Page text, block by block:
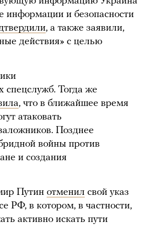
и безопасности
, а также заявили,
действия» с целью
спецслужб. Тогда же
, что в ближайшее время
атаковать
Позднее
войны против
и создания
Путин отменил свой указ
РФ, в котором, в частности,
активно искать пути